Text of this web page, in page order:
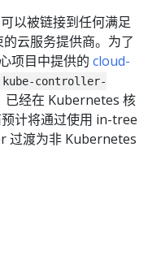
可以被链接到任何满足
的云服务提供商。为了
项目中提供的 cloud-
kube-controller-
已经在 Kubernetes 核
计将通过使用 in-tree
过渡为非 Kubernetes